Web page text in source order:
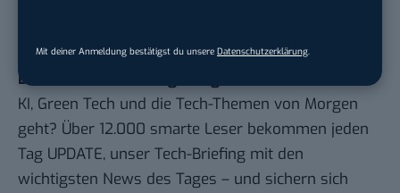
Mit deiner Anmeldung bestätigst du unsere Datenschutzerklärung
Du möchtest nicht abgehängt werden
, wenn es um
KI, Green Tech und die Tech-Themen von Morgen
geht? Über 12.000 smarte Leser bekommen jeden
Tag UPDATE, unser Tech-Briefing mit den
wichtigsten News des Tages – und sichern sich